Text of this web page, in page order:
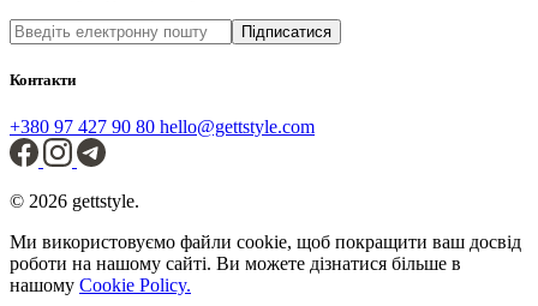
Підписатися
Контакти
+380 97 427 90 80 hello@gettstyle.com
© 2026 gettstyle.
Ми використовуємо файли cookie, щоб покращити ваш досвід
роботи на нашому сайті. Ви можете дізнатися більше в
нашому Cookie Policy.